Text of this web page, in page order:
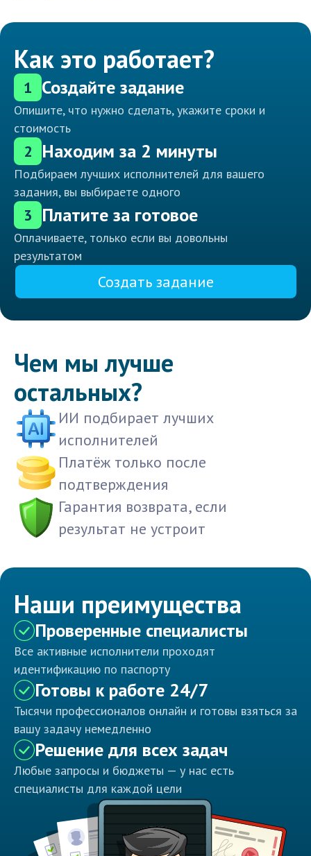
Как это работает?
1 Создайте задание
Опишите, что нужно сделать, укажите сроки и
стоимость
2 Находим за 2 минуты
Подбираем лучших исполнителей для вашего
задания, вы выбираете одного
3 Платите за готовое
Оплачиваете, только если вы довольны
результатом
Создать задание
Чем мы лучше
остальных?
ИИ подбирает лучших
исполнителей
Платёж только после
подтверждения
Гарантия возврата, если
результат не устроит
Наши преимущества
Проверенные специалисты
Все активные исполнители проходят
идентификацию по паспорту
Готовы к работе 24/7
Тысячи профессионалов онлайн и готовы взяться за
вашу задачу немедленно
Решение для всех задач
Любые запросы и бюджеты — у нас есть
специалисты для каждой цели